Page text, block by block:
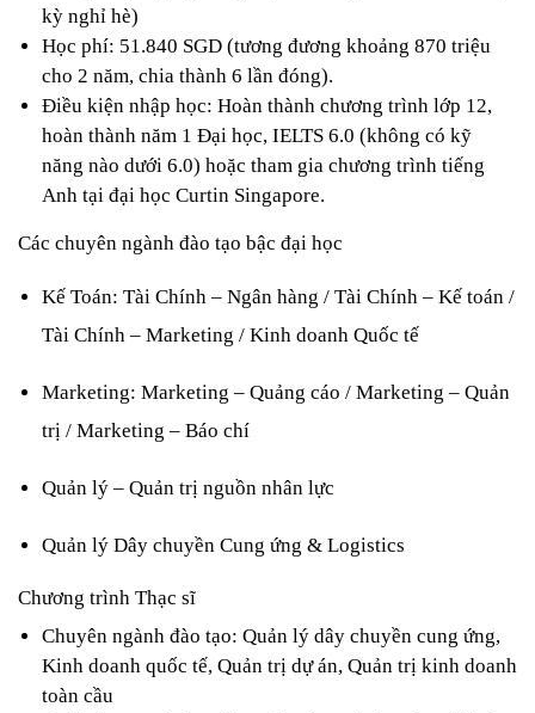
kỳ nghỉ hè)
Học phí: 51.840 SGD (tương đương khoảng 870 triệu
cho 2 năm, chia thành 6 lần đóng).
Điều kiện nhập học: Hoàn thành chương trình lớp 12,
hoàn thành năm 1 Đại học, IELTS 6.0 (không có kỹ
năng nào dưới 6.0) hoặc tham gia chương trình tiếng
Anh tại đại học Curtin Singapore.
Các chuyên ngành đào tạo bậc đại học
Kế Toán: Tài Chính – Ngân hàng / Tài Chính – Kế toán /
Tài Chính – Marketing / Kinh doanh Quốc tế
Marketing: Marketing – Quảng cáo / Marketing – Quản
trị / Marketing – Báo chí
Quản lý – Quản trị nguồn nhân lực
Quản lý Dây chuyền Cung ứng & Logistics
Chương trình Thạc sĩ
Chuyên ngành đào tạo: Quản lý dây chuyền cung ứng,
Kinh doanh quốc tế, Quản trị dự án, Quản trị kinh doanh
toàn cầu